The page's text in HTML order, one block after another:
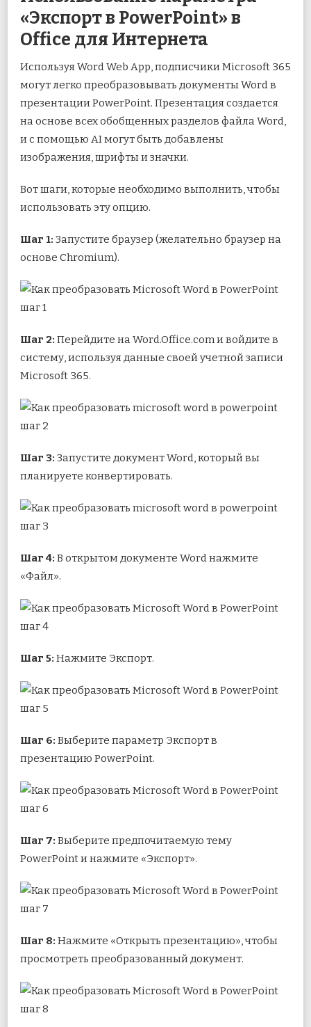
«Экспорт в PowerPoint» в
Office для Интернета
Используя Word Web App, подписчики Microsoft 365
могут легко преобразовывать документы Word в
презентации PowerPoint. Презентация создается
на основе всех обобщенных разделов файла Word,
и с помощью AI могут быть добавлены
изображения, шрифты и значки.
Вот шаги, которые необходимо выполнить, чтобы
использовать эту опцию.
Шаг 1: Запустите браузер (желательно браузер на
основе Chromium).
Шаг 2: Перейдите на Word.Office.com и войдите в
систему, используя данные своей учетной записи
Microsoft 365.
Шаг 3: Запустите документ Word, который вы
планируете конвертировать.
Шаг 4: В открытом документе Word нажмите
«Файл».
Шаг 5: Нажмите Экспорт.
Шаг 6: Выберите параметр Экспорт в
презентацию PowerPoint.
Шаг 7: Выберите предпочитаемую тему
PowerPoint и нажмите «Экспорт».
Шаг 8: Нажмите «Открыть презентацию», чтобы
просмотреть преобразованный документ.